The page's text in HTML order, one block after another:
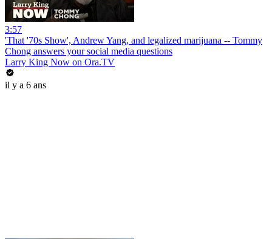
3:57
'That '70s Show', Andrew Yang, and legalized marijuana -- Tommy
Chong answers your social media questions
Larry King Now on Ora.TV
il y a 6 ans